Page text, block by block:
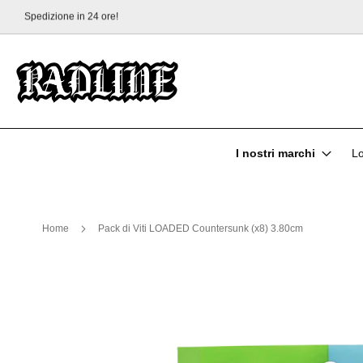
Salta
Consegna gratuita a partire da 70 €!
I nostri marchi
Home Pack di Viti LOADED Countersunk (x8) 3.80cm